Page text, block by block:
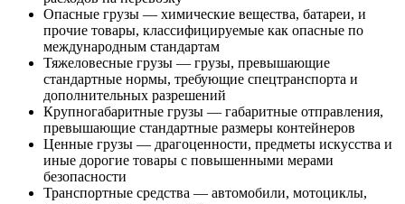
Опасные грузы — химические вещества, батареи, и
прочие товары, классифицируемые как опасные по
международным стандартам
Тяжеловесные грузы — грузы, превышающие
стандартные нормы, требующие спецтранспорта и
дополнительных разрешений
Крупногабаритные грузы — габаритные отправления,
превышающие стандартные размеры контейнеров
Ценные грузы — драгоценности, предметы искусства и
иные дорогие товары с повышенными мерами
безопасности
Транспортные средства — автомобили, мотоциклы,